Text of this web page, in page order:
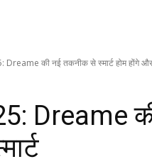
Dreame की नई तकनीक से स्मार्ट होम होंगे और
Dreame